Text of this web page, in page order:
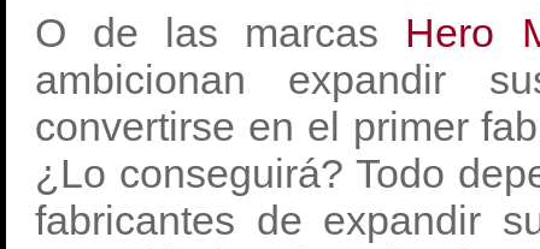
O de las marcas Hero
ambicionan expandir
convertirse en el primer
¿Lo conseguirá? Todo
fabricantes de expandir